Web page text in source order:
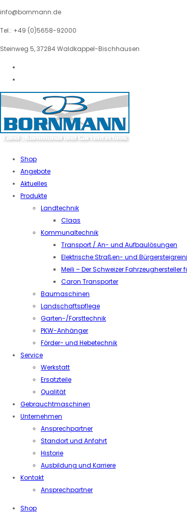
info@bornmann.de
Tel.: +49 (0)5658-92000
Steinweg 5, 37284 Waldkappel-Bischhausen
Shop
Angebote
Aktuelles
Produkte
Landtechnik
Claas
Kommunaltechnik
Transport / An- und Aufbaulösungen
Elektrische Straßen- und
Meili – Der Schweizer
Caron Transporter
Baumaschinen
Landschaftspflege
Garten-/Forsttechnik
PKW-Anhänger
Förder- und Hebetechnik
Service
Werkstatt
Ersatzteile
Qualität
Gebrauchtmaschinen
Unternehmen
Ansprechpartner
Standort und Anfahrt
Historie
Ausbildung und Karriere
Kontakt
Ansprechpartner
Shop